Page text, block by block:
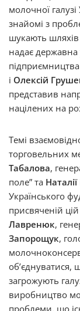
молочної
знайомі з
шукають шляхів
надає державна
підприємництва
і Олексій
представив
націлених на
Темі
торговельних
Табалова,
поле” та
Українського
присвяченій
Лавренюк,
Запорощук,
загрожують
виробництво
проблеми, що